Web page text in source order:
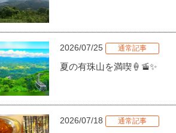
2026/07/25 通常記事
夏の有珠山を満喫🍦🚡✨
2026/07/18 通常記事